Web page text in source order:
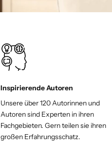
Inspirierende Autoren
Unsere über 120 Autorinnen und
Autoren sind Experten in ihren
Fachgebieten. Gern teilen sie ihren
großen Erfahrungsschatz.